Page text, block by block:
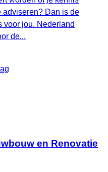
adviseren? Dan is de
voor jou. Nederland
de...
en Renovatie